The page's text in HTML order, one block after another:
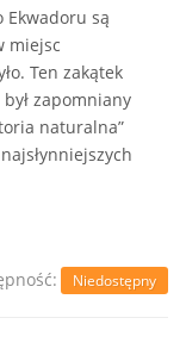
Ekwadoru są
miejsc
Ten zakątek
zapomniany
naturalna”
Niedostępny